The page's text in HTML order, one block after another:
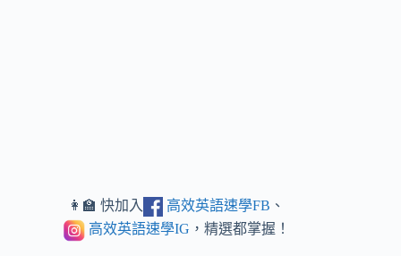
👩‍🏫 快加入 高效英語速學FB 、
高效英語速學IG ，精選都掌握！